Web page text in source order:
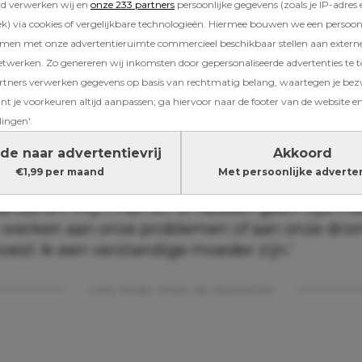
verwerken wij en onze 233 partners persoonlijke gegevens (zoals je IP-adres
via cookies of vergelijkbare technologieën. Hiermee bouwen we een
met onze advertentieruimte commercieel beschikbaar stellen aan
Zo genereren wij inkomsten door gepersonaliseerde advertenties te
verwerken gegevens op basis van rechtmatig belang, waartegen je
je voorkeuren altijd aanpassen; ga hiervoor naar de footer van de website
naar advertentievrij
€1,99 per maand
Akkoord
Met persoonlijke
ook wel verdriet. Maar wordt mijn
Dan heb ik die gevoelens niet.’
moeder’
waar dit vandaan komt: ‘Het is niet dat ik
kind hou (hij is immers ‘de makkelijke van de
dat de arts mij confronteerde met mijn
geleden, vergeet ik nooit meer: 20 juli
Mijn man en ik hadden geen tijd
werken aan onze problemen of aan onze
ik een verstandige moeder zijn.’